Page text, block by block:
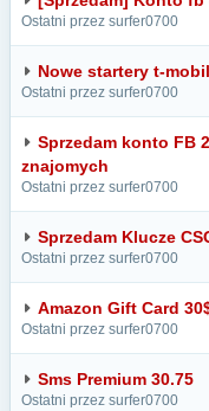
Ostatni przez surfer0700
Nowe startery t-
Ostatni przez surfer0700
Sprzedam konto FB
znajomych
Ostatni przez surfer0700
Sprzedam Klucze
Ostatni przez surfer0700
Amazon Gift Card
Ostatni przez surfer0700
Sms Premium 30.75
Ostatni przez surfer0700